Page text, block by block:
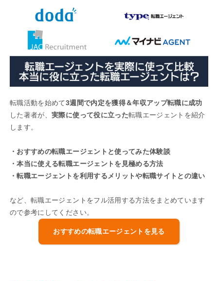
転職活動を始めて3週間で内定を獲得＆年収アップ転職に成功
した著者が、実際に使って役に立った転職エージェントを紹介
します。
・おすすめの転職エージェントと使ってみた体験談
・本当に使える転職エージェントを見極める方法
・転職エージェントを利用するメリットや転職サイトとの違い
など、転職エージェントをフル活用する方法をまとめています
ので参考にしてください。
おすすめの転職エージェントを見る